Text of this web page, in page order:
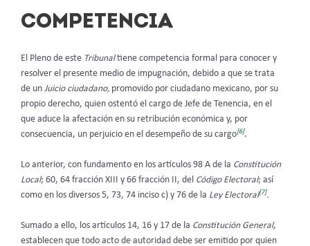
COMPETENCIA
El Pleno de este Tribunaltiene competencia formal para conocer y
resolver el presente medio de impugnación, debido a que se trata
de un Juicio ciudadano, promovido por ciudadano mexicano, por su
propio derecho, quien ostentó el cargo de Jefe de Tenencia, en el
que aduce la afectación en su retribución económica y, por
consecuencia, un perjuicio en el desempeño de su cargo[6].
Lo anterior, con fundamento en los artículos 98 A de la Constitución
Local; 60, 64 fracción XIII y 66 fracción II, del Código Electoral; así
como en los diversos 5, 73, 74 inciso c) y 76 de la Ley Electoral[7].
Sumado a ello, los artículos 14, 16 y 17 de la Constitución General,
establecen que todo acto de autoridad debe ser emitido por quien